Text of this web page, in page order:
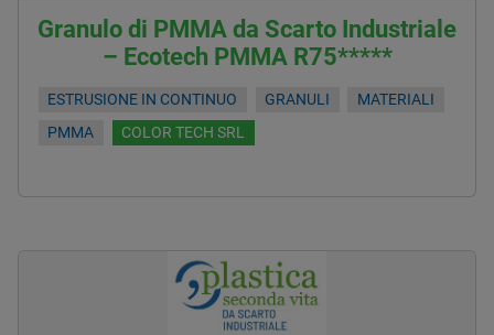
Granulo di PMMA da Scarto Industriale
– Ecotech PMMA R75*****
ESTRUSIONE IN CONTINUO GRANULI
MATERIALI
PMMA
COLOR TECH SRL